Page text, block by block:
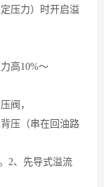
压力）时开启溢
高10%～
阀，
压（串在回油路
2、先导式溢流